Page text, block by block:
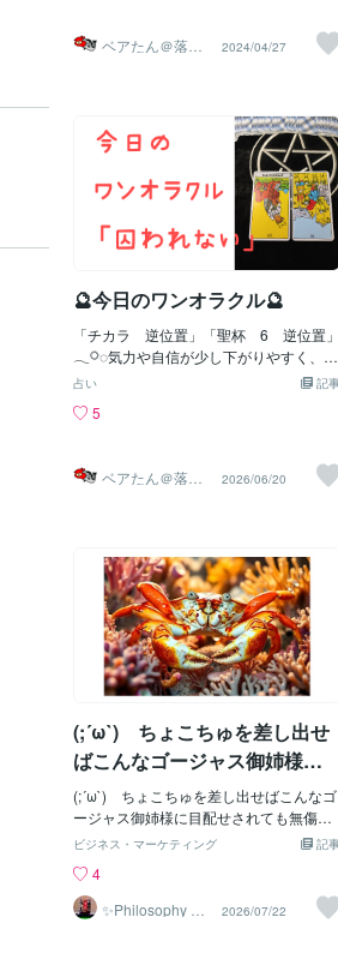
猫が喋るというと「ご飯」「おやつ」く
らいかと思われるかもしれないが、そう
の」「ちゃんとしてる？」様々だ。猫が
日本語で喋るというのは、まさに驚き
だ。普段は猫が鳴き声や仕草で意思を伝
えると思っていたのに、突然その猫が言
葉を話し始めたら、間違いなく驚くだろ
う。猫が言葉を話せるということは、コ
ミュニケーションの幅が広がるというこ
とでもある。猫が「寝るよ」と言ってき
たら、そのまま一緒に寝ることもできる
し、「何してるの」と聞かれたら、猫の
気持ちを考えながら返事をすることもで
きる。ただ、たまにわからない言葉もあ
るようだ。そういった場合は、猫の仕草
推測する必要がある。外れると怒られ
しての絆を深めてくれることだろう。猫
の言葉が日常に溶け込み、一緒に過ごす
ト描きます。💓あなたのお好きな猫ちゃ
んを、お好きなタッチで。💓デジタル納
品です。
ベアたん＠落書
きイラストレー
2024/04/27
🔮今日のワンオラクル🔮
「チカラ 逆位置」「聖杯 6 逆位置」
𓂃𓋪◌気力や自信が少し下がりやすく、
「思うように頑張れない」と感じること
がなくなったのではなく、心や体が休息
分を奮い立たせるより、できることを着
実に進めることが大切です。また、過去
れが待っています。𓂃𓋪◌人との関わりで
は、昔の出来事や過去の印象が影響しや
すい時です。「前にもこうだったから」
と決めつけると、新しい可能性を見逃し
てしまうかもしれません。過去のわだか
まりを少しずつ吹っ切ることで、関係性
は軽やかになります。相手も自分も変化
していることを受け入れる姿勢が大切で
す。新しい気持ちで向き合うことで、よ
り心地よいご縁が育っていくでしょう。
𓂃𓋪◌ラッキーカラーは薄いピンクです。
𓂃𓋪◌💓タロットカード78枚を使って、あ
なたの「過去・現在・未来」をじっくり
と読み解きます。今の状況やこれからの
展開について丁寧にお伝えし、心のもや
もやや不安を少しでも軽くできるようサ
ポートします。💓そのほかのテーマにつ
記
占い
5
ベアたん＠落書
きイラストレー
2026/06/20
(;´ω`) ちょこちゅを差し出せ
ばこんなゴージャス御姉様に
目配せされても無傷だ
(;´ω`) ちょこちゅを差し出せばこんなゴ
ージャス御姉様に目配せされても無傷だ(;
´ω`)_( :0 」 )_ そうだなそうしよう(^_^;
本谷ちゃんだ(^_^;💛) 降格しないでよ(;
´ω`)_( :0 」 )_ 逃げ場ふさいだじゃない
(;´ω`)_( :0 」 )_ 逃げ場サイダーじゃな
記
ビジネス・マーケティング
4
✨Philosophy Va
2026/07/22